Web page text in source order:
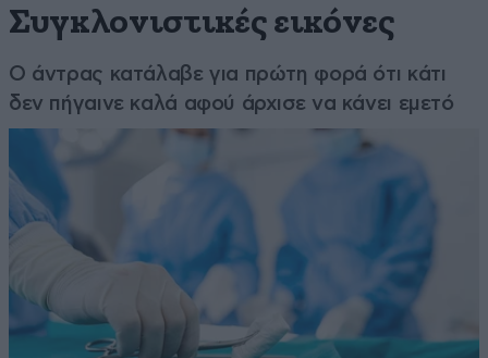
Συγκλονιστικές εικόνες
Ο άντρας κατάλαβε για πρώτη φορά ότι κάτι
δεν πήγαινε καλά αφού άρχισε να κάνει εμετό